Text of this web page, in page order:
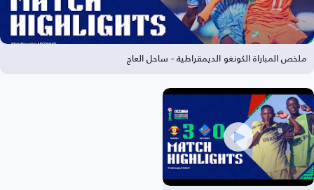
ملخص المباراة الكونغو الديمقراطية - ساحل العاج